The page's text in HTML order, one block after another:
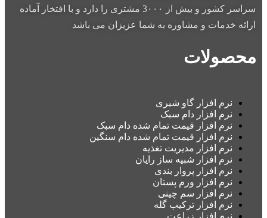
سراسر كشور و بيش از 3۰۰۰ مشتری را دارد و با افتخار آماده
ارائه خدمات و مشاوره به شما عزيزان می باشد
محصولات
نرم افزار گاو شیری
نرم افزار دام سبک
نرم افزار قیمت تمام شده دام سبک
نرم افزار قیمت تمام شده دام سنگین
نرم افزار مدیریت تغذیه
نرم افزار شبیه ساز رایان
نرم افزار پروار بندی
نرم افزار ورم پستان
نرم افزار سم چینی
نرم افزار ترکیب گله
نرم افزار زراعت